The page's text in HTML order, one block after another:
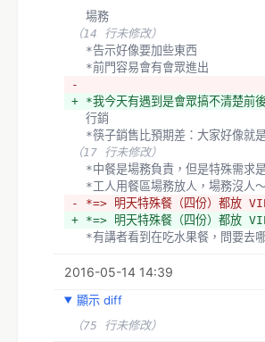
  場務
（14 行未修改）
  *告示好像要加些東西
  *前門容易會有會眾進出
-
+ *我今天有遇到是會眾搞不清楚前
  行銷
*筷子銷售比預期差：大家好像
（17 行未修改）
*中餐是場務負責，但是特殊需
*工人用餐區場務放人，場務沒人
- *=> 明天特殊餐（四份）都放
+ *=> 明天特殊餐（四份）都放
*有講者看到在吃水果餐，問要去
（12 行未修改）
  記錄組
- *聽不到
2016-05-14 14:39
顯示 diff
（75 行未修改）